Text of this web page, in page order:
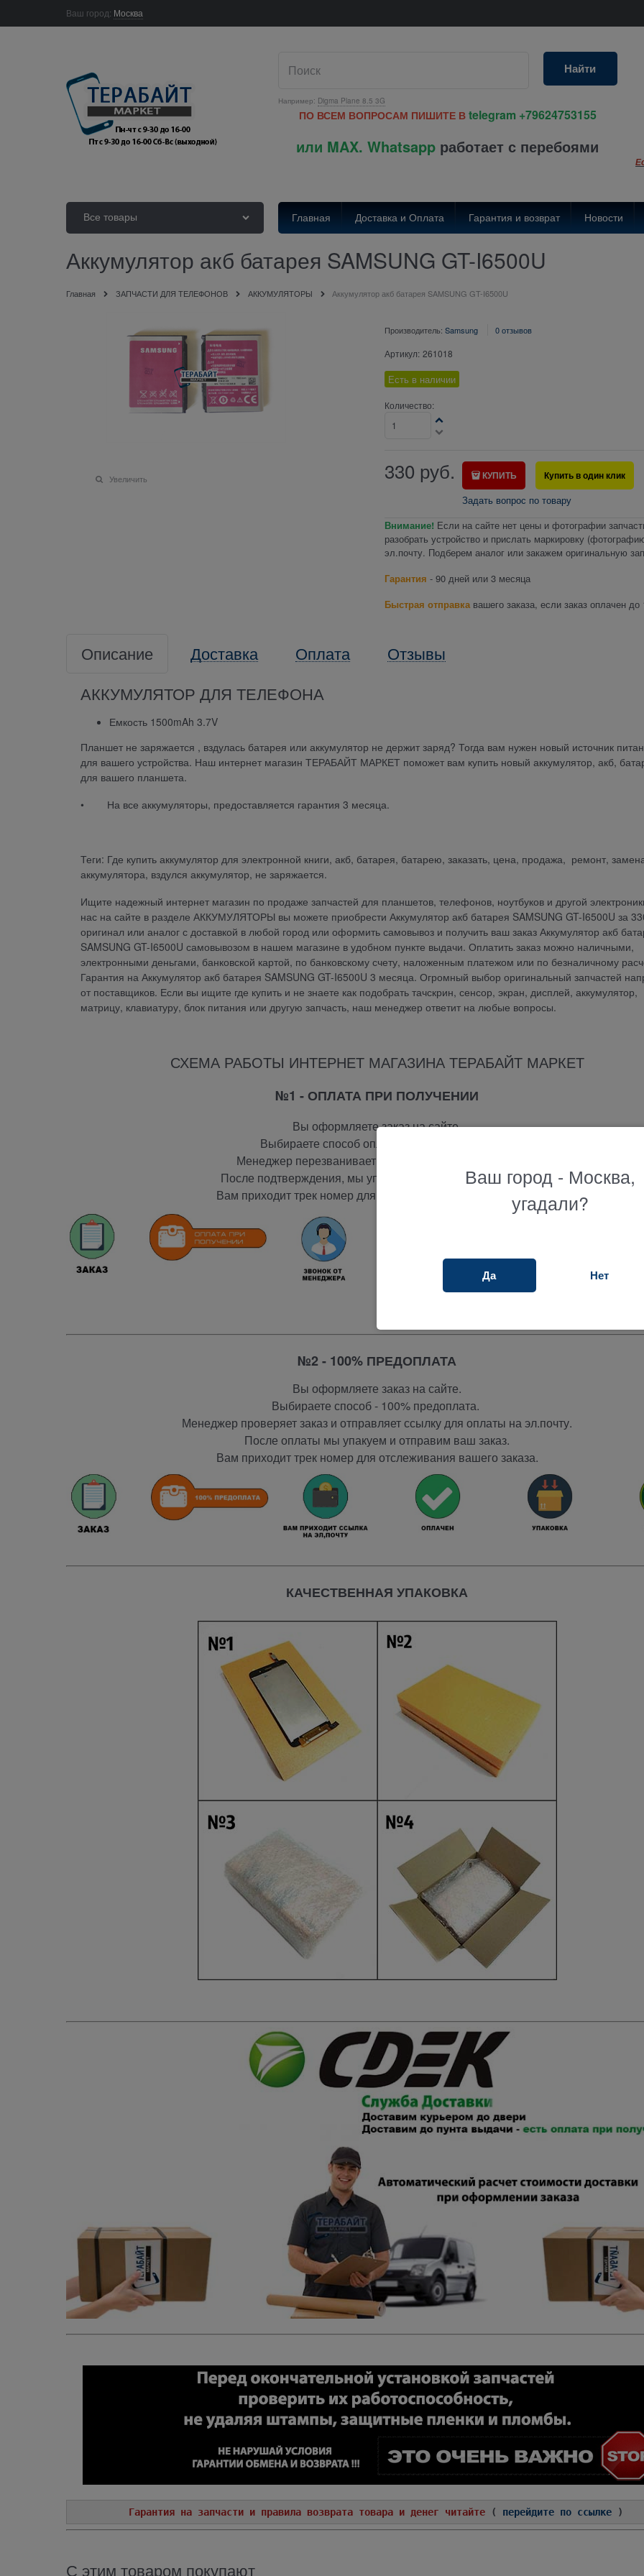
Ваш город: Москва
Например: Digma Plane 8.5 3G
Найти
ПО ВСЕМ ВОПРОСАМ ПИШИТЕ В telegram +79624753155
или MAX. Whatsapp работает с перебоями
Все товары Главная Доставка и Оплата Гарантия и возврат Новости
Аккумулятор акб батарея SAMSUNG GT-I6500U
Главная ЗАПЧАСТИ ДЛЯ ТЕЛЕФОНОВ АККУМУЛЯТОРЫ Аккумулятор акб батарея SAMSUNG GT-I6500U
Увеличить
Производитель: Samsung 0 отзывов
Артикул: 261018
Есть в наличии
Количество:
330 руб. КУПИТЬ Купить в один клик
Задать вопрос по товару
Внимание! Если на сайте нет цены и фотографии
разобрать устройство и прислать маркировку
эл.почту. Подберем аналог или закажем оригинальную
Гарантия - 90 дней или 3 месяца
Быстрая отправкавашего заказа, если заказ оплачен до
Описание Доставка Оплата
Отзывы
АККУМУЛЯТОР ДЛЯ ТЕЛЕФОНА
Емкость 1500mAh 3.7V
Планшет не заряжается , вздулась батарея или аккумулятор не держит заряд? Тогда вам нужен новый источник
для вашего устройства. Наш интернет магазин ТЕРАБАЙТ МАРКЕТ поможет вам купить новый аккумулятор, акб,
для вашего планшета.
• На все аккумуляторы, предоставляется гарантия 3 месяца.
Теги: Где купить аккумулятор для электронной книги, акб, батарея, батарею, заказать, цена, продажа, ремонт,
аккумулятора, вздулся аккумулятор, не заряжается.
Ищите надежный интернет магазин по продаже запчастей для планшетов, телефонов, ноутбуков и другой
нас на сайте в разделе АККУМУЛЯТОРЫ вы можете приобрести Аккумулятор акб батарея SAMSUNG GT-I6500U за
оригинал или аналог с доставкой в любой город или оформить самовывоз и получить ваш заказ Аккумулятор акб
SAMSUNG GT-I6500U самовывозом в нашем магазине в удобном пункте выдачи. Оплатить заказ можно наличными,
электронными деньгами, банковской картой, по банковскому счету, наложенным платежом или по безналичному
Гарантия на Аккумулятор акб батарея SAMSUNG GT-I6500U 3 месяца. Огромный выбор оригинальный запчастей
от поставщиков. Если вы ищите где купить и не знаете как подобрать тачскрин, сенсор, экран, дисплей, аккумулятор,
матрицу, клавиатуру, блок питания или другую запчасть, наш менеджер ответит на любые вопросы.
СХЕМА РАБОТЫ ИНТЕРНЕТ МАГАЗИНА ТЕРАБАЙТ МАРКЕТ
№1 - ОПЛАТА ПРИ ПОЛУЧЕНИИ
Вы оформляете заказ на сайте.
Выбираете способ оплаты -
Менеджер перезванивает вам и подтверждает заказ.
После подтверждения, мы упакуем и отправим ваш заказ.
Вам приходит трек номер для отслеживания вашего заказа.
№2 - 100% ПРЕДОПЛАТА
Вы оформляете заказ на сайте.
Выбираете способ - 100% предоплата.
Менеджер проверяет заказ и отправляет ссылку для оплаты на эл.почту.
После оплаты мы упакуем и отправим ваш заказ.
Вам приходит трек номер для отслеживания вашего заказа.
КАЧЕСТВЕННАЯ УПАКОВКА
Гарантия на запчасти и правила возврата товара и денег читайте( перейдите по ссылке)
С этим товаром покупают
Ваш город - Москва,
угадали?
Да Нет